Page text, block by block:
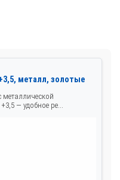
металл, золотые
— удобное ре...